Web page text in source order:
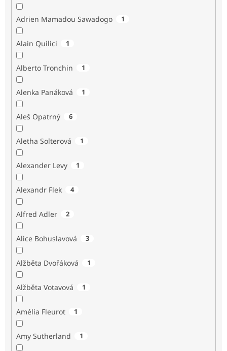
Adrien Mamadou Sawadogo 1
Alain Quilici 1
Alberto Tronchin 1
Alenka Panáková 1
Aleš Opatrný 6
Aletha Solterová 1
Alexander Levy 1
Alexandr Flek 4
Alfred Adler 2
Alice Bohuslavová 3
Alžběta Dvořáková 1
Alžběta Votavová 1
Amélia Fleurot 1
Amy Sutherland 1